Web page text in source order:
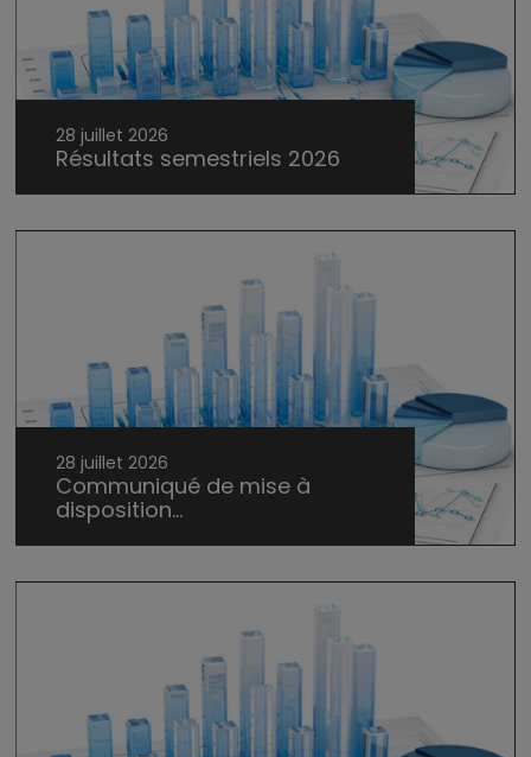
28 juillet 2026
Résultats semestriels 2026
28 juillet 2026
Communiqué de mise à
disposition...